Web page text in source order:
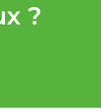
?